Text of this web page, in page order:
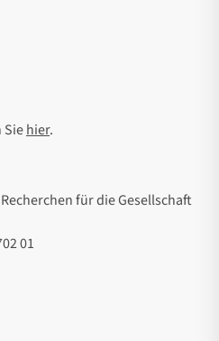
Siehier.
für die Gesellschaft
01